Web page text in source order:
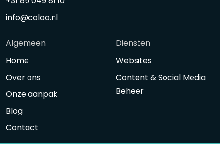
info@coloo.nl
Algemeen
Home
Over ons
Onze aanpak
Blog
Contact
Diensten
Websites
Content & Social Media
Beheer